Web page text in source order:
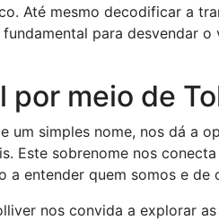
Até mesmo decodificar a
para desvendar o
por meio de
um simples nome, nos dá a
Este sobrenome nos conecta
a entender quem somos e de
nos convida a explorar